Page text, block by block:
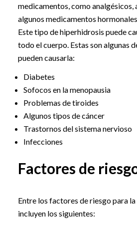
medicamentos, como analgésicos,
algunos medicamentos
Este tipo de hiperhidrosis puede
todo el cuerpo. Estas son algunas
pueden causarla:
Diabetes
Sofocos en la menopausia
Problemas de tiroides
Algunos tipos de cáncer
Trastornos del sistema nervioso
Infecciones
Factores de
Entre los factores de riesgo para
incluyen los siguientes: